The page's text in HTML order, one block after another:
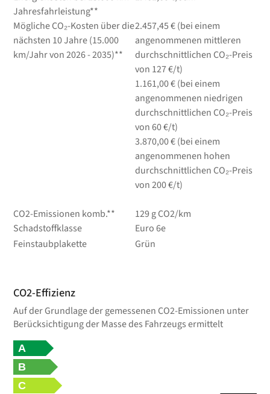
Jahresfahrleistung**
Mögliche CO₂-Kosten über die
nächsten 10 Jahre (15.000
km/Jahr von 2026 - 2035)**
2.457,45 € (bei einem
angenommenen mittleren
durchschnittlichen CO₂-Preis
von 127 €/t)
1.161,00 € (bei einem
angenommenen niedrigen
durchschnittlichen CO₂-Preis
von 60 €/t)
3.870,00 € (bei einem
angenommenen hohen
durchschnittlichen CO₂-Preis
von 200 €/t)
CO2-Emissionen komb.**
129 g CO2/km
Schadstoffklasse
Euro 6e
Feinstaubplakette
Grün
CO2-Effizienz
Auf der Grundlage der gemessenen CO2-Emissionen unter
Berücksichtigung der Masse des Fahrzeugs ermittelt
A
B
C